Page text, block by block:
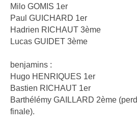
Milo GOMIS 1er
Paul GUICHARD 1er
Hadrien RICHAUT 3ème
Lucas GUIDET 3ème
benjamins :
Hugo HENRIQUES 1er
Bastien RICHAUT 1er
Barthélémy GAILLARD 2ème
finale).